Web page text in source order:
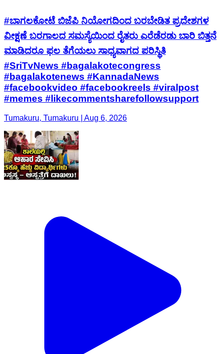
#ಬಾಗಲಕೋಟೆ ಬಿಜೆಪಿ ನಿಯೋಗದಿಂದ ಬರಬೇಡಿತ ಪ್ರದೇಶಗಳ
ವೀಕ್ಷಣೆ ಬರಗಾಲದ ಸಮಸ್ಯೆಯಿಂದ ರೈತರು ಎರೆಡೆರಡು ಬಾರಿ ಬಿತ್ತನೆ
ಮಾಡಿದರೂ ಫಲ ತೆಗೆಯಲು ಸಾಧ್ಯವಾಗದ ಪರಿಸ್ಥಿತಿ
#SriTvNews #bagalakotecongress
#bagalakotenews #KannadaNews
#facebookvideo #facebookreels #viralpost
#memes #likecommentsharefollowsupport
Tumakuru, Tumakuru | Aug 6, 2026